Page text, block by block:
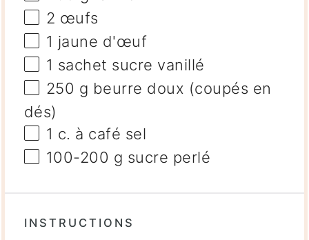
2 œufs
1 jaune d'œuf
1 sachet sucre vanillé
250 g beurre doux (coupés en
dés)
1 c. à café sel
100-200 g sucre perlé
INSTRUCTIONS